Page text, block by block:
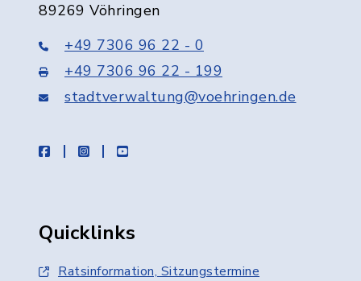
89269 Vöhringen
+49 7306 96 22 - 0
+49 7306 96 22 - 199
stadtverwaltung@voehringen.de
facebookinstagramyoutube
Quicklinks
Ratsinformation, Sitzungstermine